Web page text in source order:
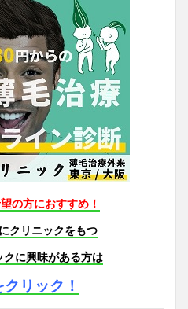
の方におすすめ！
クリニックをもつ
に興味がある方は
リック！